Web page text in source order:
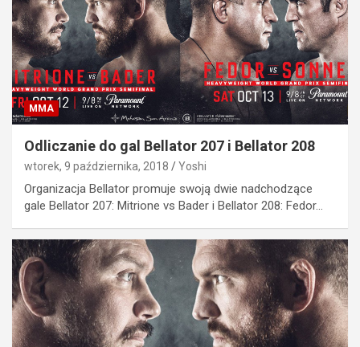
MMA
Odliczanie do gal Bellator 207 i Bellator 208
wtorek, 9 października, 2018 Yoshi
Organizacja Bellator promuje swoją dwie nadchodzące
gale Bellator 207: Mitrione vs Bader i Bellator 208: Fedor…